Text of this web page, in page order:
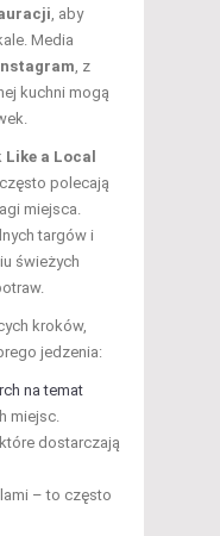
, aby
Media
, z
kuchni mogą
Like a Local
często polecają
miejsca.
targów i
świeżych
kroków,
jedzenia:
na temat
miejsc.
dostarczają
– to często